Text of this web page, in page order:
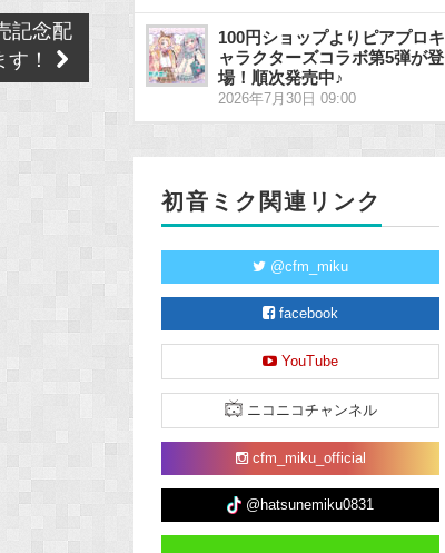
売記念配
す！
100円ショップよりピアプロキ
ャラクターズコラボ第5弾が登
場！順次発売中♪
2026年7月30日 09:00
初音ミク関連リンク
@cfm_miku
facebook
YouTube
ニコニコチャンネル
cfm_miku_official
@hatsunemiku0831